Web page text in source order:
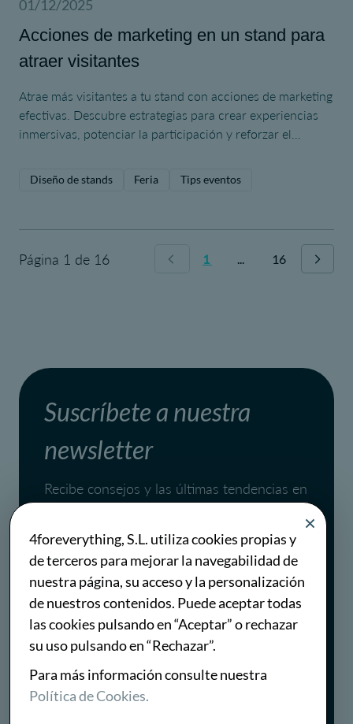
4foreverything, S.L. utiliza cookies propias y
de terceros para mejorar la navegabilidad de
nuestra página, su acceso y la personalización
de nuestros contenidos. Puede aceptar todas
las cookies pulsando en “Aceptar” o rechazar
su uso pulsando en “Rechazar”.
Para más información consulte nuestra
Política de Cookies.
01/12/2025
Acciones de marketing en un stand para
atraer visitantes
Atrae más visitantes a tu stand con acciones de marketing
efectivas. Descubre estrategias para crear experiencias
inmersivas, potenciar la participación y reforzar el
Diseño de stands Feria Tips eventos
Página 1 de 16 1 ... 16
Suscríbete a nuestra
newsletter
Recibe consejos y las últimas tendencias en
Al suscribirte, aceptas lapolítica de privacidad.
Puedes darte de baja en cualquier momento.
Suscribirse